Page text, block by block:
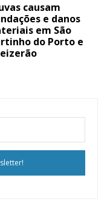
causam
e danos
em São
do Porto e